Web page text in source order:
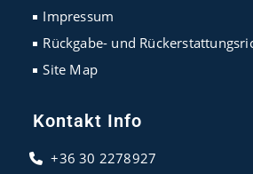
Impressum
Rückgabe- und
Site Map
Kontakt Info
+36 30 2278927